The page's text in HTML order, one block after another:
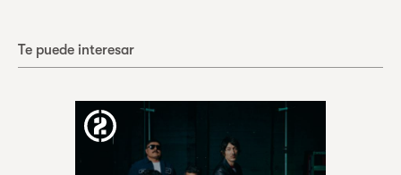
Te puede interesar